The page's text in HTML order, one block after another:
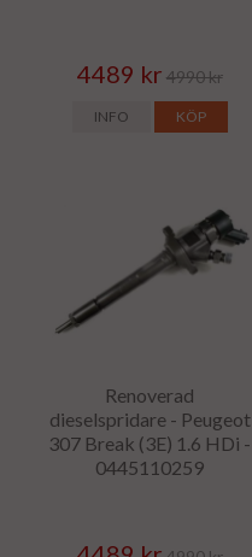
4489 kr 4990 kr
INFO KÖP
Renoverad
dieselspridare - Peugeot
307 Break (3E) 1.6 HDi -
0445110259